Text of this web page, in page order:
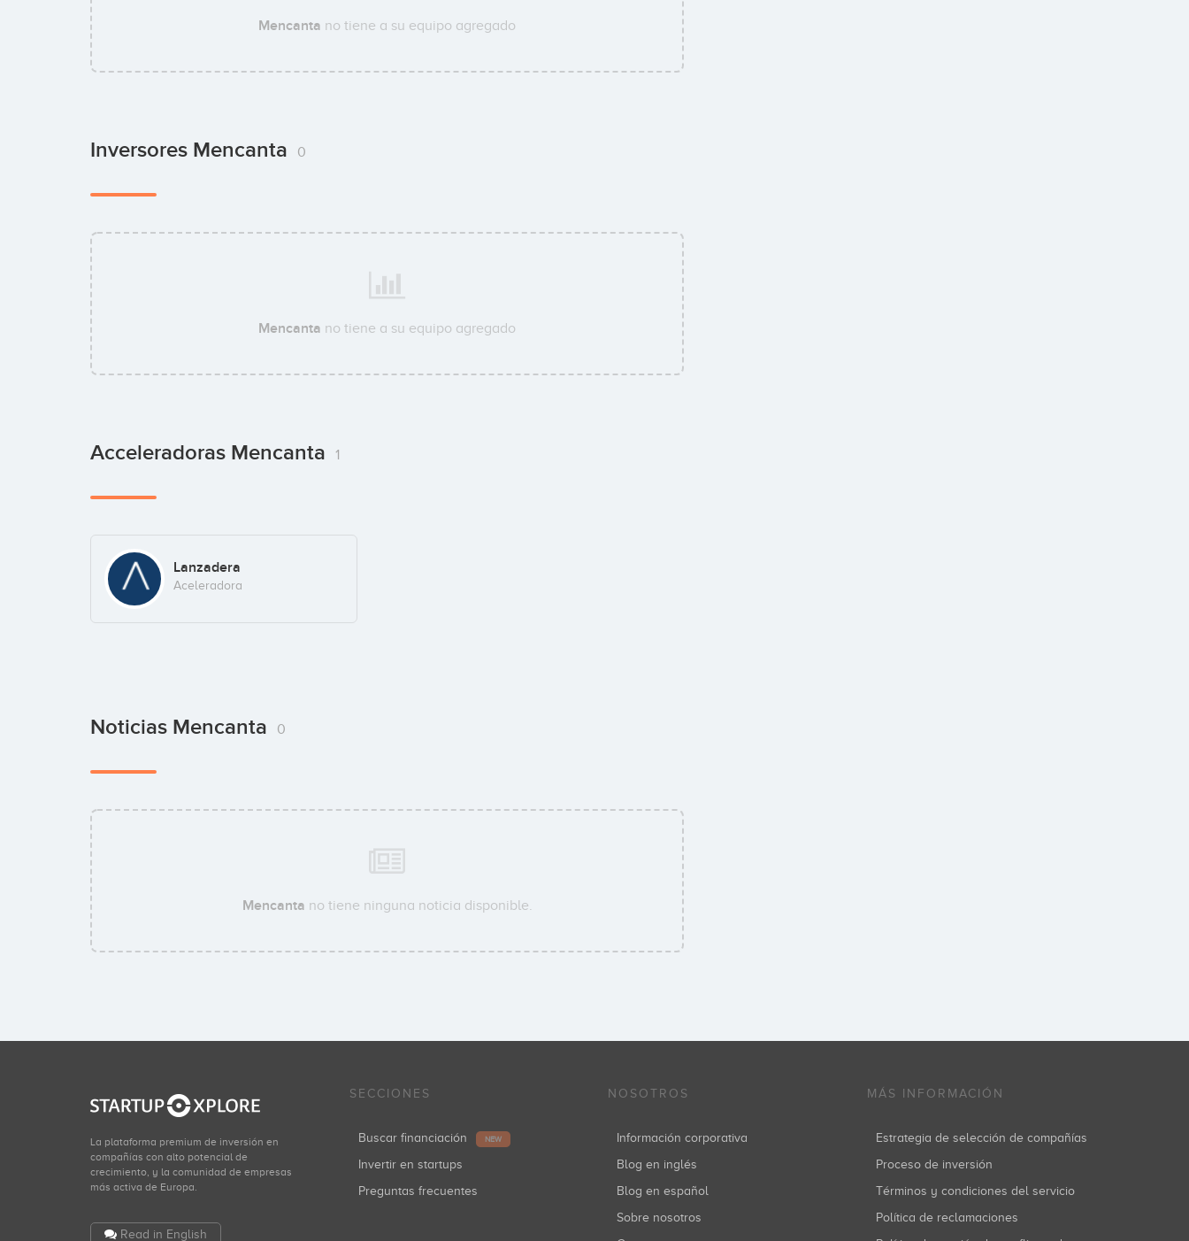
Mencanta no tiene a su equipo agregado
Inversores Mencanta 0
Mencanta no tiene a su equipo agregado
Acceleradoras Mencanta 1
Lanzadera
Aceleradora
Noticias Mencanta 0
Mencanta no tiene ninguna noticia disponible.
La plataforma premium de inversión en
compañías con alto potencial de
crecimiento, y la comunidad de empresas
más activa de Europa.
Read in English
SECCIONES
Buscar financiación NEW
Invertir en startups
Preguntas frecuentes
NOSOTROS
Información corporativa
Blog en inglés
Blog en español
Sobre nosotros
MÁS INFORMACIÓN
Estrategia de selección de compañías
Proceso de inversión
Términos y condiciones del servicio
Política de reclamaciones